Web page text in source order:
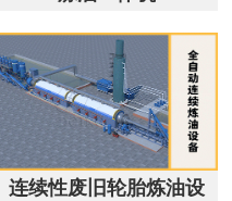
连续性废旧轮胎炼油设